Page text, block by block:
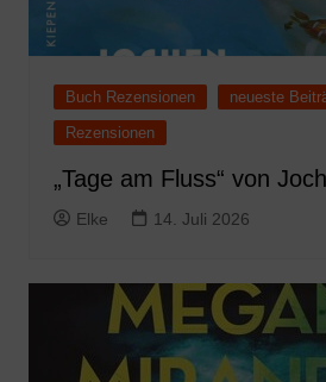
Buch Rezensionen
neueste
Rezensionen
„Tage am Fluss“ von
Elke 14. Juli 2026